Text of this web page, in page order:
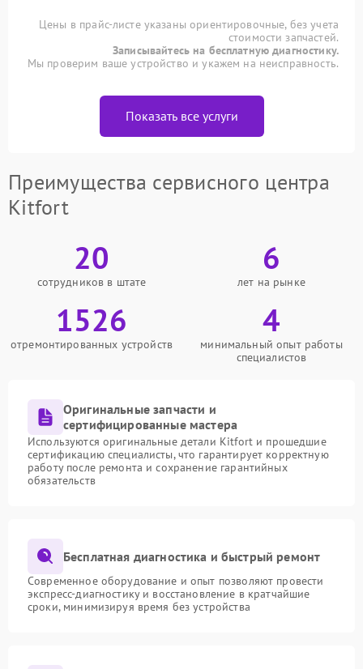
Цены в прайс-листе указаны ориентировочные, без учета
стоимости запчастей.
Записывайтесь на бесплатную диагностику.
Мы проверим ваше устройство и укажем на неисправность.
Показать все услуги
Преимущества сервисного центра
Kitfort
20
сотрудников в штате
6
лет на рынке
1526
отремонтированных устройств
4
минимальный опыт работы
специалистов
Оригинальные запчасти и
сертифицированные мастера
Используются оригинальные детали Kitfort и прошедшие
сертификацию специалисты, что гарантирует корректную
работу после ремонта и сохранение гарантийных
обязательств
Бесплатная диагностика и быстрый ремонт
Современное оборудование и опыт позволяют провести
экспресс-диагностику и восстановление в кратчайшие
сроки, минимизируя время без устройства